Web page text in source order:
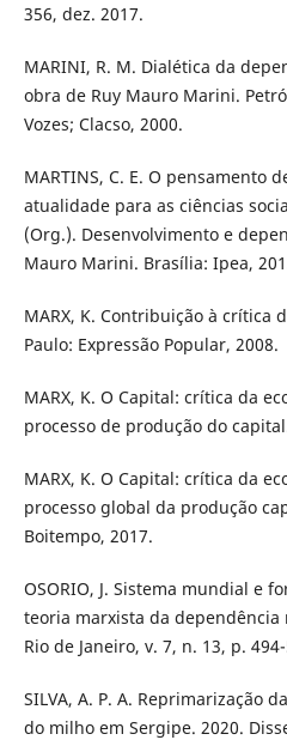
356, dez. 2017.
MARINI, R. M. Dialética da
obra de Ruy Mauro Marini.
Vozes; Clacso, 2000.
MARTINS, C. E. O pensamento
atualidade para as ciências
(Org.). Desenvolvimento e
Mauro Marini. Brasília: Ipea,
MARX, K. Contribuição à crítica
Paulo: Expressão Popular, 2008.
MARX, K. O Capital: crítica da
processo de produção do
MARX, K. O Capital: crítica da
processo global da produção
Boitempo, 2017.
OSORIO, J. Sistema mundial e
teoria marxista da dependência
Rio de Janeiro, v. 7, n. 13, p.
SILVA, A. P. A. Reprimarização
do milho em Sergipe. 2020.